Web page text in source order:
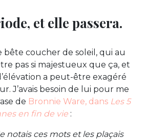
et elle passera.
bête coucher de soleil, qui au
pas si majestueux que ça, et
a peut-être exagéré
J’avais besoin de lui pour me
de Bronnie Ware, dans Les 5
en fin de vie :
notais ces mots et les plaçais